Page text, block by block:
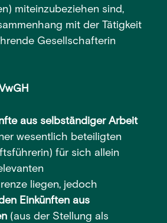
miteinzubeziehen sind,
mit der Tätigkeit
Gesellschafterin
aus selbständiger Arbeit
wesentlich beteiligten
für sich allein
liegen, jedoch
Einkünften aus
(aus der Stellung als